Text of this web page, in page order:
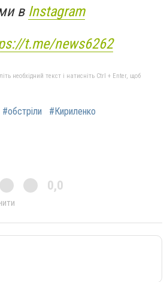
в Instagram
t.me/news6262
необхідний текст і натисніть Ctrl + Enter, щоб
#обстріли #Кириленко
0,0